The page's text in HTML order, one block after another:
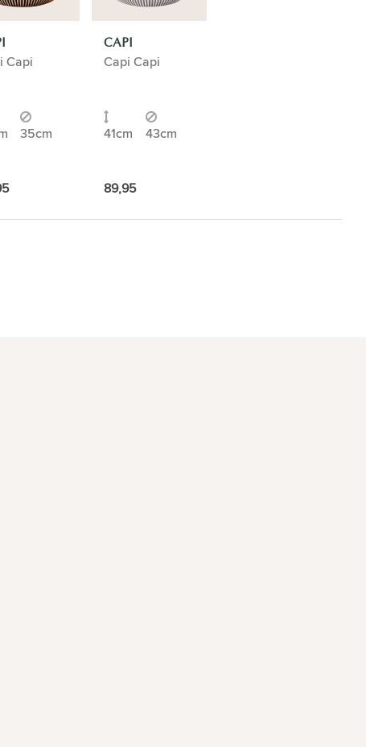
Capi
35cm
CAPI
Capi Capi
41cm 43cm
89,95